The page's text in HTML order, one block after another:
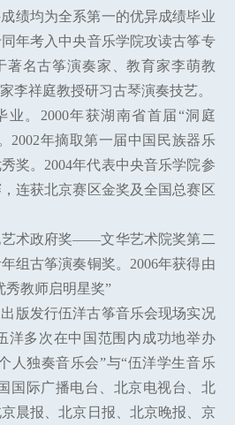
绩均为全系第一的优异成绩毕业
年考入中央音乐学院攻读古筝专
著名古筝演奏家、教育家李萌教
李祥庭教授研习古琴演奏技艺。
业。2000年获湖南省首届“洞庭
2002年摘取第一届中国民族器乐
奖。2004年代表中央音乐学院参
连获北京赛区金奖及全国总赛区
艺术政府奖——文华艺术院奖第二
组古筝演奏铜奖。2006年获得由
秀教师启明星奖”
版发行伍洋古筝音乐会现场实况
洋多次在中国范围内成功地举办
人独奏音乐会”与“伍洋学生音乐
国际广播电台、北京电视台、北
晨报、北京日报、北京晚报、京